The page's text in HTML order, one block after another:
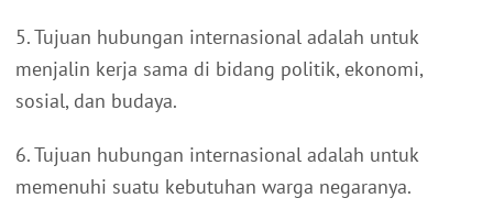
5. Tujuan hubungan internasional adalah untuk
menjalin kerja sama di bidang politik, ekonomi,
sosial, dan budaya.
6. Tujuan hubungan internasional adalah untuk
memenuhi suatu kebutuhan warga negaranya.